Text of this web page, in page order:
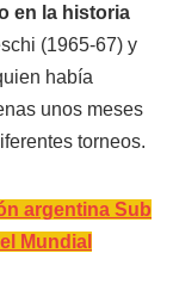
en la historia
(1965-67) y
había
unos meses
torneos.
argentina Sub
Mundial